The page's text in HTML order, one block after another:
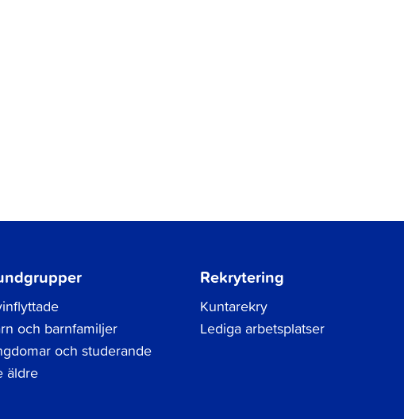
och barnfamiljer
och studerande
äldre
Rekrytering
Kuntarekry
Lediga arbetsplatser